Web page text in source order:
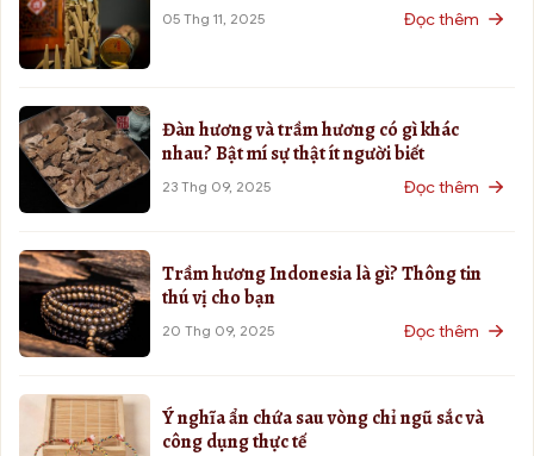
05 Thg 11, 2025 Đọc thêm
Đàn hương và trầm hương có gì khác
nhau? Bật mí sự thật ít người biết
23 Thg 09, 2025 Đọc thêm
Trầm hương Indonesia là gì? Thông tin
thú vị cho bạn
20 Thg 09, 2025 Đọc thêm
Ý nghĩa ẩn chứa sau vòng chỉ ngũ sắc và
công dụng thực tế